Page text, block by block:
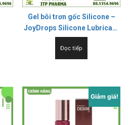
Gel bôi trơn gốc Silicone –
JoyDrops Silicone Lubricant
Gel
Đọc tiếp
Giảm giá!